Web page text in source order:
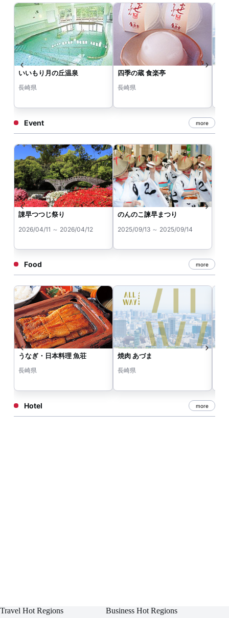
いいもり月の丘温泉
長崎県
四季の蔵 食楽亭
長崎県
Event more
諌早つつじ祭り
2026/04/11 ～ 2026/04/12
のんのこ諫早まつり
2025/09/13 ～ 2025/09/14
Food more
うなぎ・日本料理 魚荘
長崎県
焼肉 あづま
長崎県
Hotel more
Travel Hot Regions Business Hot Regions